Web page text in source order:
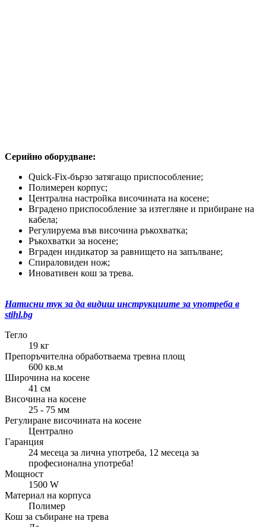
Серийно оборудване:
Quick-Fix-бързо затягащо приспособление;
Полимерен корпус;
Централна настройка височината на косене;
Вградено приспособление за изтегляне и прибиране на
кабела;
Регулируема във височина ръкохватка;
Ръкохватки за носене;
Вграден индикатор за равнището на запълване;
Спираловиден нож;
Иновативен кош за трева.
Натисни тук за да видиш инструкциите за употреба в
stihl.bg
Тегло
19 кг
Препоръчителна обработваема тревна площ
600 кв.м
Широчина на косене
41 см
Височина на косене
25 - 75 мм
Регулиране височината на косене
Централно
Гаранция
24 месеца за лична употреба, 12 месеца за
професионална употреба!
Мощност
1500 W
Материал на корпуса
Полимер
Кош за събиране на трева